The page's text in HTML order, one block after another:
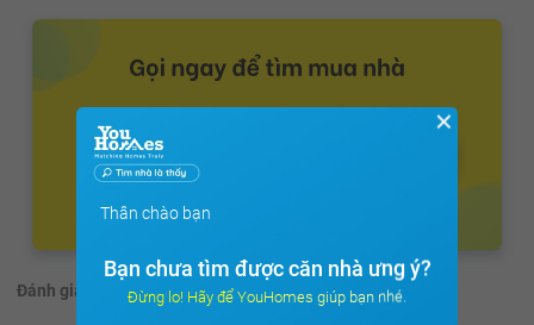
Đánh giá: (53 đánh giá)
✕
Thân chào bạn
Bạn chưa tìm được căn nhà ưng ý?
Đừng lo! Hãy để YouHomes giúp bạn nhé.